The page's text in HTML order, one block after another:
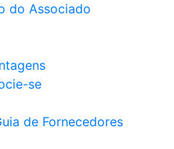
do Associado
se
de Fornecedores